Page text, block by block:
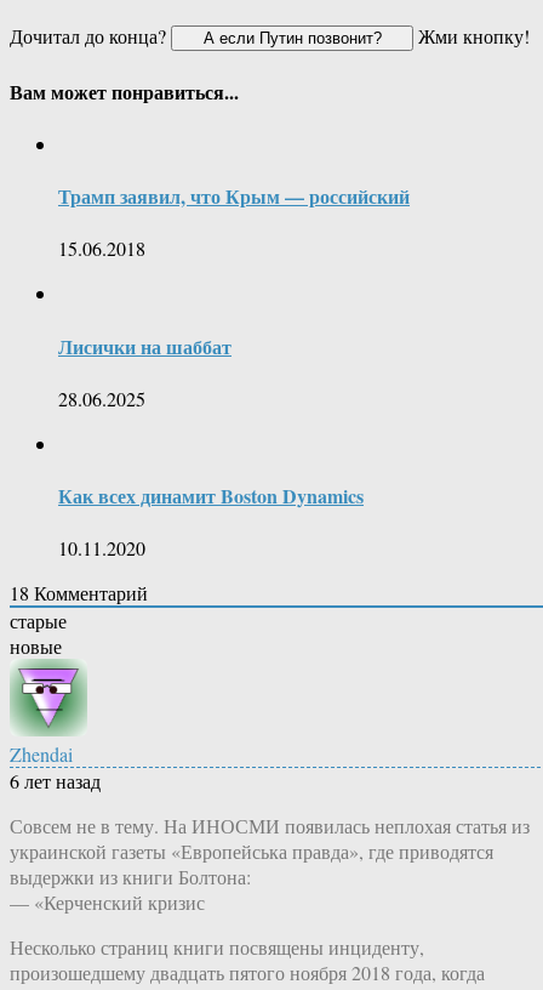
Дочитал до конца?
Жми кнопку!
Вам может понравиться...
Трамп заявил, что Крым — российский
15.06.2018
Лисички на шаббат
28.06.2025
Как всех динамит Boston Dynamics
10.11.2020
18 Комментарий
старые
новые
Zhendai
6 лет назад
Совсем не в тему. На ИНОСМИ появилась неплохая статья из
украинской газеты «Европейська правда», где приводятся
выдержки из книги Болтона:
— «Керченский кризис
Несколько страниц книги посвящены инциденту,
произошедшему двадцать пятого ноября 2018 года, когда